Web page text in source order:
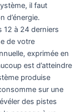
il faut
d’énergie.
12 à 24 derniers
de votre
exprimée en
est d’atteindre
produise
sur une
des pistes